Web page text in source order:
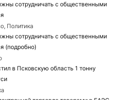
сотрудничать с общественными
Политика
сотрудничать с общественными
(подробно)
в Псковскую область 1 тонну